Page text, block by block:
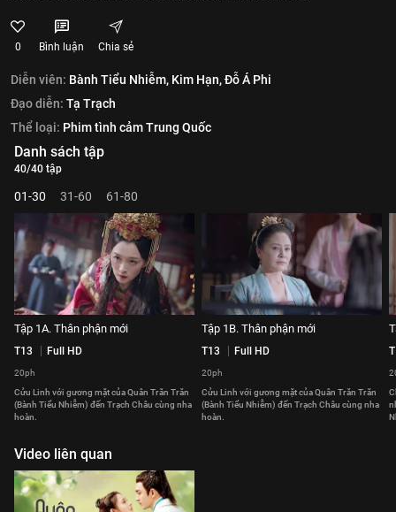
0 Bình luận Chia sẻ
Diễn viên: Bành Tiểu Nhiễm, Kim Hạn,Đỗ Á Phi
Đạo diễn: Tạ Trạch
Thể loại: Phim tình cảm Trung Quốc
Danh sách tập
40/40 tập
01-30 31-60 61-80
Tập 1A. Thân phận mới
T13 Full HD
20ph
Cửu Linh với gương mặt của Quân Trăn Trăn
(Bành Tiểu Nhiễm) đến Trạch Châu cùng nha
hoàn.
Tập 1B. Thân phận mới
T13 Full HD
20ph
Cửu Linh với gương mặt của Quân Trăn Trăn
(Bành Tiểu Nhiễm) đến Trạch Châu cùng nha
hoàn.
Video liên quan